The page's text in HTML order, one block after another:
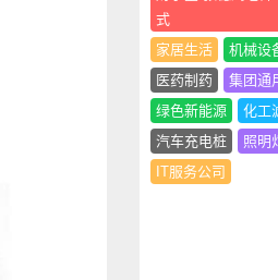
式
家居生活
机械设
医药制药
集团通
绿色新能源
化工
汽车充电桩
照明
IT服务公司